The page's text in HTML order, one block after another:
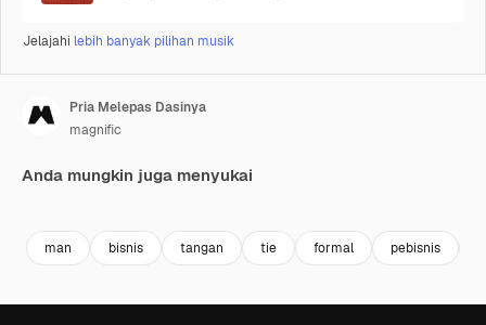
Jelajahi lebih banyak pilihan musik
Pria Melepas Dasinya
magnific
Anda mungkin juga menyukai
man bisnis tangan tie formal pebisnis